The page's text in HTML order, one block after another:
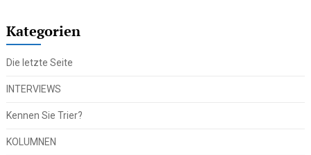
Kategorien
Die letzte Seite
INTERVIEWS
Kennen Sie Trier?
KOLUMNEN